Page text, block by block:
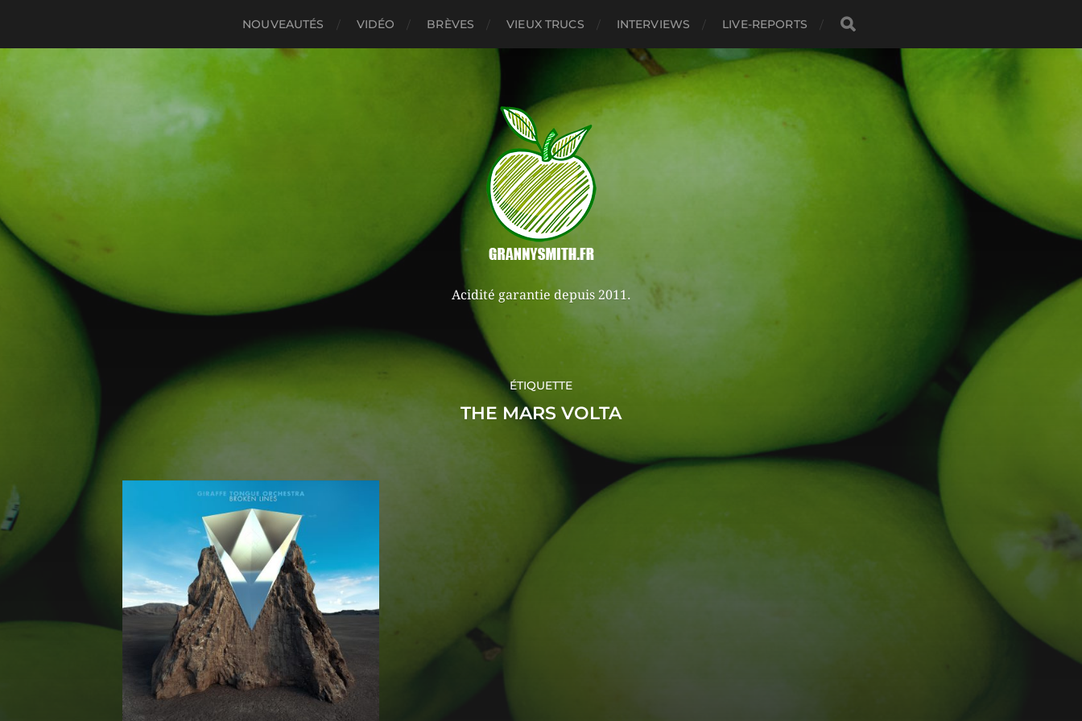
NOUVEAUTÉS VIDÉO BRÈVES VIEUX TRUCS INTERVIEWS LIVE-REPORTS
Acidité garantie depuis 2011.
ÉTIQUETTE
THE MARS VOLTA